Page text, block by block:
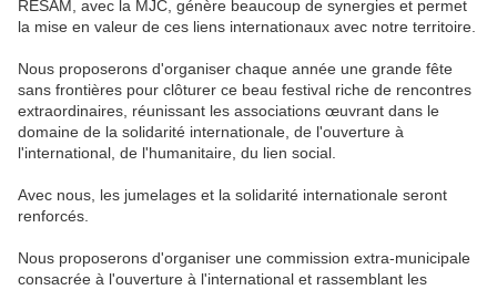
RESAM, avec la MJC, génère beaucoup de synergies et permet
la mise en valeur de ces liens internationaux avec notre territoire.
Nous proposerons d'organiser chaque année une grande fête
sans frontières pour clôturer ce beau festival riche de rencontres
extraordinaires, réunissant les associations œuvrant dans le
domaine de la solidarité internationale, de l'ouverture à
l'international, de l'humanitaire, du lien social.
Avec nous, les jumelages et la solidarité internationale seront
renforcés.
Nous proposerons d'organiser une commission extra-municipale
consacrée à l'ouverture à l'international et rassemblant les